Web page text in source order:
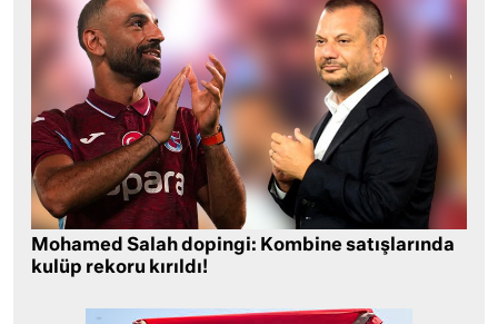
Mohamed Salah dopingi: Kombine satışlarında
kulüp rekoru kırıldı!